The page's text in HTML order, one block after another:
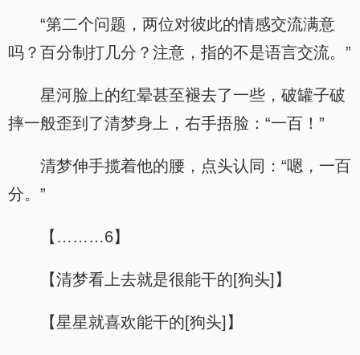
“第二个问题，两位对彼此的情感交流满意
吗？百分制打几分？注意，指的不是语言交流。”
星河脸上的红晕甚至褪去了一些，破罐子破
摔一般歪到了清梦身上，右手捂脸：“一百！”
清梦伸手揽着他的腰，点头认同：“嗯，一百
分。”
【………6】
【清梦看上去就是很能干的[狗头]】
【星星就喜欢能干的[狗头]】